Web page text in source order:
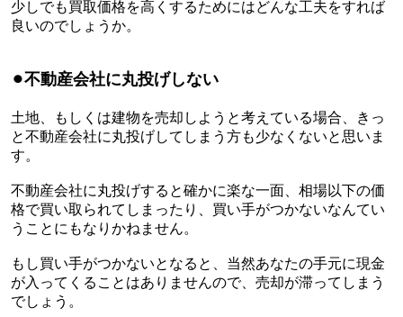
少しでも買取価格を高くするためにはどんな工夫をすれば
良いのでしょうか。
⚫︎不動産会社に丸投げしない
土地、もしくは建物を売却しようと考えている場合、きっ
と不動産会社に丸投げしてしまう方も少なくないと思いま
す。
不動産会社に丸投げすると確かに楽な一面、相場以下の価
格で買い取られてしまったり、買い手がつかないなんてい
うことにもなりかねません。
もし買い手がつかないとなると、当然あなたの手元に現金
が入ってくることはありませんので、売却が滞ってしまう
でしょう。